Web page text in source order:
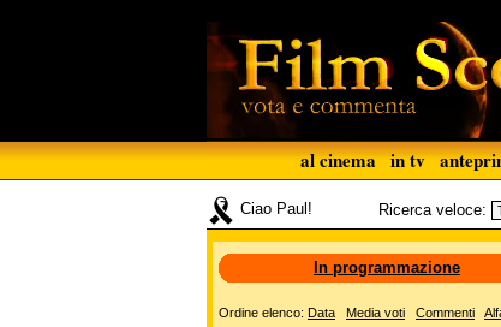
al cinema in tv
Ciao Paul! Ricerca veloce:
In programmazione
Ordine elenco: Data Media voti Commenti